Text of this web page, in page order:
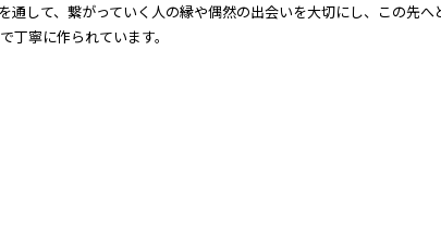
通して、繋がっていく人の縁や偶然の出会いを大切にし、この先へ
丁寧に作られています。